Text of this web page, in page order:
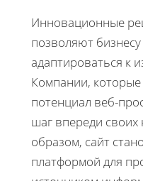
Инновационные
позволяют
адаптироваться к
Компании,
потенциал веб-
шаг впереди своих
образом, сайт
платформой для